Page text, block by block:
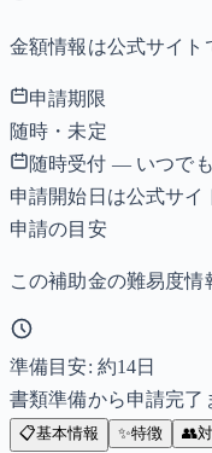
金額情報は公式サイト
申請期限
随時・未定
随時受付 — いつで
申請開始日は公式サイ
申請の目安
この補助金の難易度
準備目安: 約14日
書類準備から申請完了
📋基本情報 ✨特徴 👥